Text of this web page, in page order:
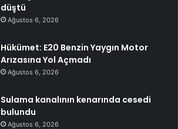
düştü
Ağustos 6, 2026
Hükümet: E20 Benzin Yaygın Motor
Arızasına Yol Açmadı
Ağustos 6, 2026
Sulama kanalının kenarında cesedi
bulundu
Ağustos 6, 2026